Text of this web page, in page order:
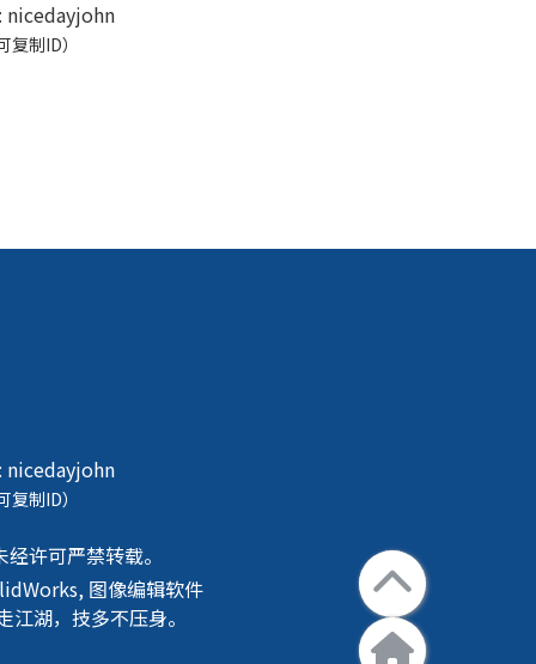
nicedayjohn
复制ID）
nicedayjohn
复制ID）
许可严禁转载。
图像编辑软件
湖，技多不压身。